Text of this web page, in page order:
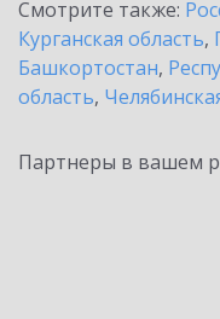
Смотрите также:
Курганская область,
Башкортостан,
область,
Партнеры в вашем